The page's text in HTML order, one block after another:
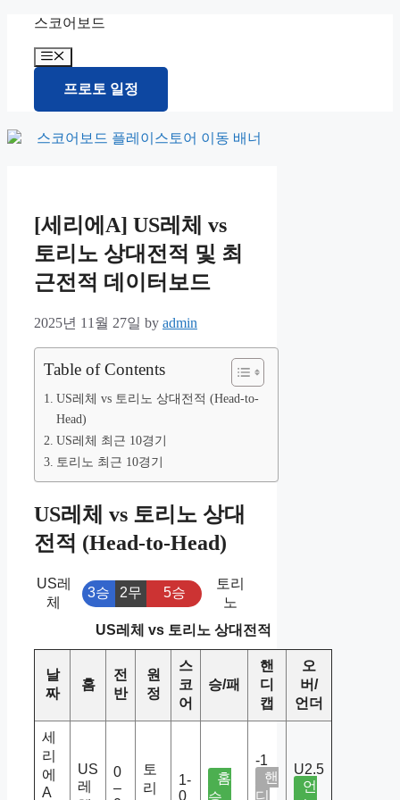
content
스코어보드
Menu
프로토 일정
[세리에A] US레체 vs
토리노 상대전적 및 최
근전적 데이터보드
2025년 11월 27일 by admin
Table of Contents
US레체 vs 토리노 상대전적 (Head-to-
Head)
US레체 최근 10경기
토리노 최근 10경기
US레체 vs 토리노 상대
전적 (Head-to-Head)
US레
체
3승 2무 5승
토리
노
US레체 vs 토리노 상대전적
날
짜
홈
전
반
원
정
스
코
어
승/패
핸
디
캡
오
버/
언더
세
리
에
A
US
레
0
–
토
리
1-
0
홈
승
-1
핸
디
U2.5
언